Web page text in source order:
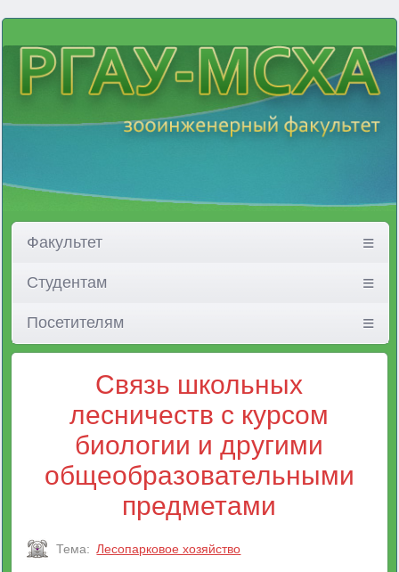
Факультет
Студентам
Посетителям
Связь школьных
лесничеств с курсом
биологии и другими
общеобразовательными
предметами
Тема: Лесопарковое хозяйство